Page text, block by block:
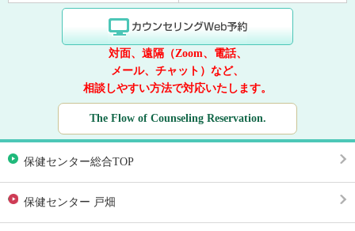
対面、遠隔（Zoom、電話、
メール、チャット）など、
相談しやすい方法で対応いたします。
The Flow of Counseling Reservation.
保健センター総合TOP
保健センター 戸畑